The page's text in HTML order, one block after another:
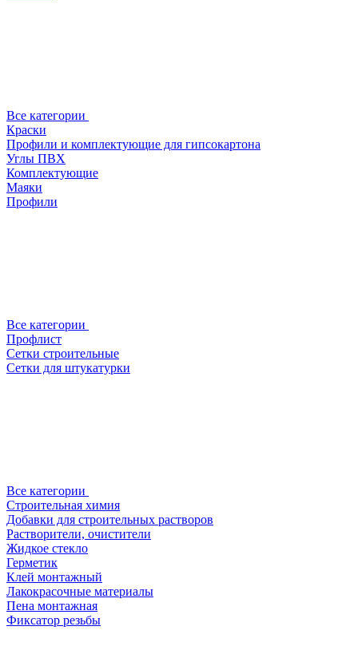
Все категории
Краски
Профили и комплектующие для гипсокартона
Углы ПВХ
Комплектующие
Маяки
Профили
Все категории
Профлист
Сетки строительные
Сетки для штукатурки
Все категории
Строительная химия
Добавки для строительных растворов
Растворители, очистители
Жидкое стекло
Герметик
Клей монтажный
Лакокрасочные материалы
Пена монтажная
Фиксатор резьбы